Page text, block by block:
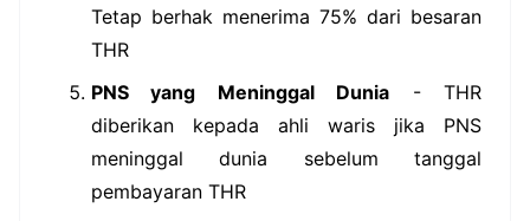
Tetap berhak menerima 75% dari besaran
THR
PNS yang Meninggal Dunia - THR
diberikan kepada ahli waris jika PNS
meninggal dunia sebelum tanggal
pembayaran THR